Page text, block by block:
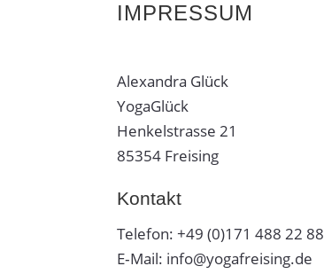
IMPRESSUM
Alexandra Glück
YogaGlück
Henkel­strasse 21
85354 Freising
Kontakt
Telefon: +49 (0)171 488 22 88
E‑Mail: info@yogafreising.de